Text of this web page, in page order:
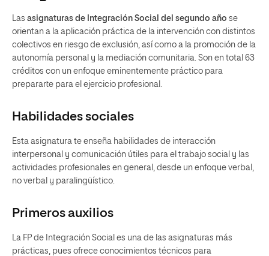
Las asignaturas de Integración Social del segundo año se
orientan a la aplicación práctica de la intervención con distintos
colectivos en riesgo de exclusión, así como a la promoción de la
autonomía personal y la mediación comunitaria. Son en total 63
créditos con un enfoque eminentemente práctico para
prepararte para el ejercicio profesional.
Habilidades sociales
Esta asignatura te enseña habilidades de interacción
interpersonal y comunicación útiles para el trabajo social y las
actividades profesionales en general, desde un enfoque verbal,
no verbal y paralingüístico.
Primeros auxilios
La FP de Integración Social es una de las asignaturas más
prácticas, pues ofrece conocimientos técnicos para